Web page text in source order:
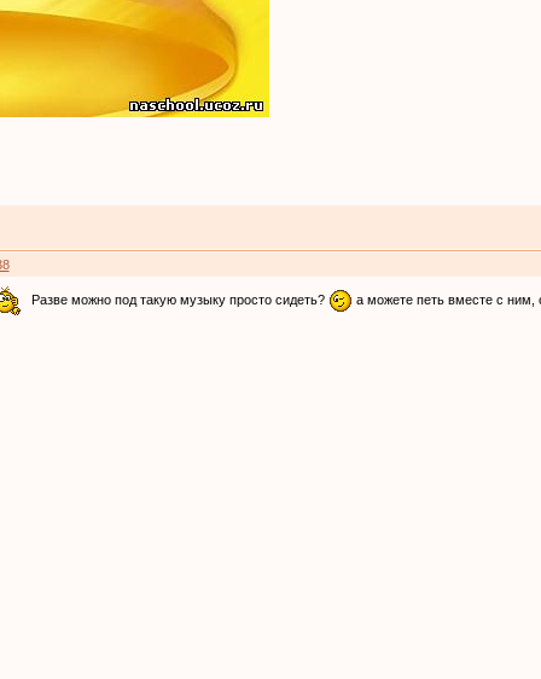
Разве можно под такую музыку просто сидеть?
а можете петь вместе с ним,